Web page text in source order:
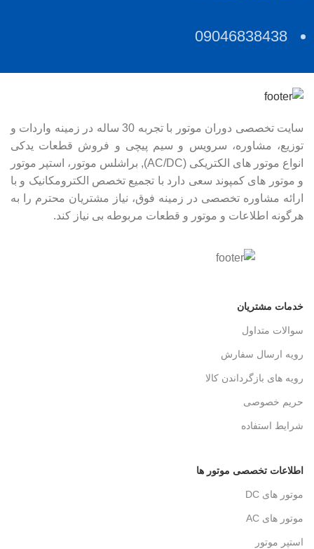
09046838438
سایت تخصصی دوران موتور با تجربه 30 ساله در زمینه واردات و
توزیع، مشاوره، سرویس و سیم پیچی و فروش قطعات یدکی
انواع موتور های الکتریکی (AC/DC), براشلس موتور، استپر موتور
و موتور های کمپوند سعی دارد با تجمیع تخصص الکترومکانیک و با
ارائه مشاوره تخصصی در زمینه فوق، نیاز مشتریان محترم را به
هرگونه اطلاعات و موتور و قطعات مربوطه بی نیاز کند.
خدمات مشتریان
سوالات متداول
رویه ارسال سفارش
رویه های بازگرداندن کالا
حریم خصوصی
شرایط استفاده
اطلاعات تخصصی موتور ها
موتور های DC
موتور های AC
استپر موتور